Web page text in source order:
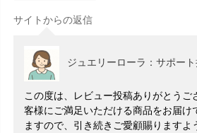
サイトからの返信
ジュエリーローラ：サポート
この度は、レビュー投稿ありがとうご
客様にご満足いただける商品をお届け
ますので、引き続きご愛顧賜りますよ